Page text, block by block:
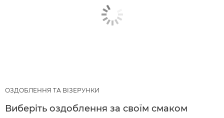
ОЗДОБЛЕННЯ ТА ВІЗЕРУНКИ
Виберіть оздоблення за своїм смаком